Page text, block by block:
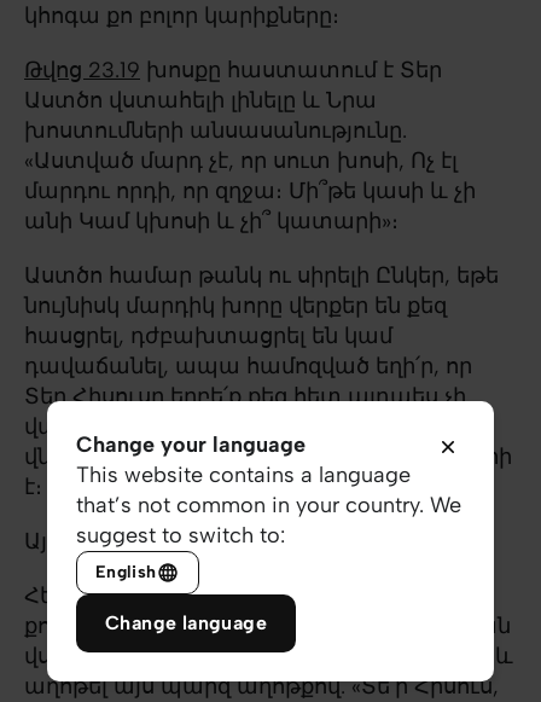
կհոգա քո բոլոր կարիքները։
Թվոց 23.19 խոսքը հաստատում է Տեր
Աստծո վստահելի լինելը և Նրա
խոստումների անսասանությունը.
«Աստված մարդ չէ, որ սուտ խոսի, Ոչ էլ
մարդու որդի, որ զղջա։ Մի՞թե կասի և չի
անի Կամ կխոսի և չի՞ կատարի»։
Աստծո համար թանկ ու սիրելի Ընկեր, եթե
նույնիսկ մարդիկ խորը վերքեր են քեզ
հասցրել, դժբախտացրել են կամ
դավաճանել, ապա համոզված եղի՛ր, որ
Տեր Հիսուսը երբե՛ք քեզ հետ այդպես չի
վարվի։ Նա երբե՛ք քեզ չի ցավեցնի ու չի
վնասի։ Նրա կամքը քեզ համար միշտ բարի
է։
Այո՛, Նա արժանի է վստահության։
Հենց հիմա ես առաջարկում եմ քեզ բացել
քո սիրտն Աստծո առջև, ամբողջովին Նրան
վստահել քո կյանքի յուրաքանչյուր ոլորտ և
աղոթել այս պարզ աղոթքով. «Տե՛ր Հիսուս,
Change your language
This website contains a language
that’s not common in your country. We
suggest to switch to:
English
Change language